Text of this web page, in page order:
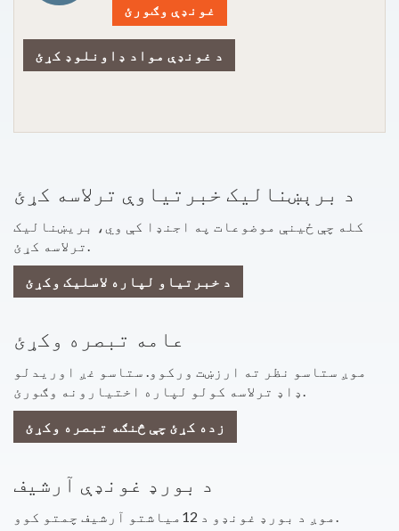
غونډې وګورئ
د غونډې مواد ډاونلوډ کړئ
د برېښنالیک خبرتیاوې ترلاسه کړئ
کله چې ځینې موضوعات په اجنډا کې وي، بریښنالیک
ترلاسه کړئ.
د خبرتیاو لپاره لاسلیک وکړئ
عامه تبصره وکړئ
موږ ستاسو نظر ته ارزښت ورکوو. ستاسو غږ اوریدلو
ډاډ ترلاسه کولو لپاره اختیارونه وګورئ.
زده کړئ چې څنګه تبصره وکړئ
د بورډ غونډې آرشیف
موږ د بورډ غونډو د 12میاشتو آرشیف چمتو کوو.